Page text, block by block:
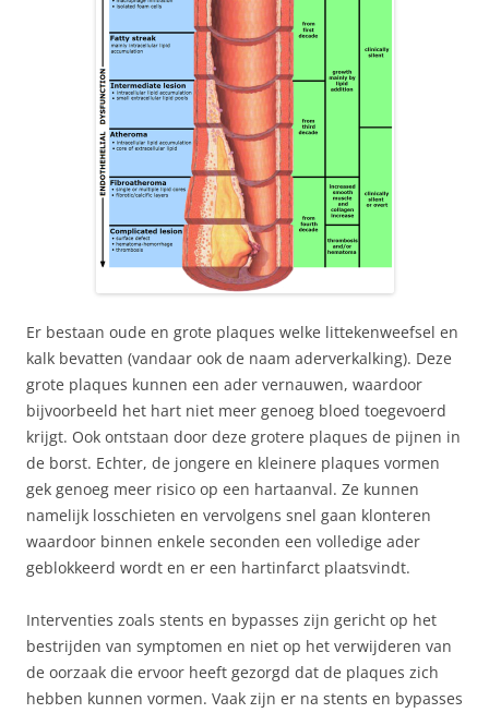
Er bestaan oude en grote plaques welke littekenweefsel en
kalk bevatten (vandaar ook de naam aderverkalking). Deze
grote plaques kunnen een ader vernauwen, waardoor
bijvoorbeeld het hart niet meer genoeg bloed toegevoerd
krijgt. Ook ontstaan door deze grotere plaques de pijnen in
de borst. Echter, de jongere en kleinere plaques vormen
gek genoeg meer risico op een hartaanval. Ze kunnen
namelijk losschieten en vervolgens snel gaan klonteren
waardoor binnen enkele seconden een volledige ader
geblokkeerd wordt en er een hartinfarct plaatsvindt.
Interventies zoals stents en bypasses zijn gericht op het
bestrijden van symptomen en niet op het verwijderen van
de oorzaak die ervoor heeft gezorgd dat de plaques zich
hebben kunnen vormen. Vaak zijn er na stents en bypasses